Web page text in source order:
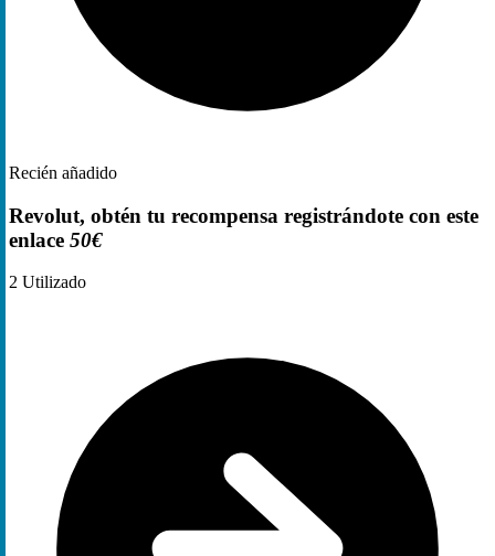
Recién añadido
Revolut, obtén tu recompensa registrándote con este
enlace 50€
2 Utilizado